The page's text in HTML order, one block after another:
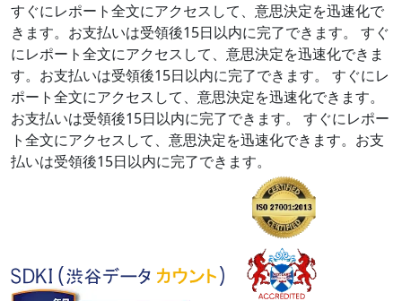
すぐにレポート全文にアクセスして、意思決定を迅速化で
きます。お支払いは受領後15日以内に完了できます。
すぐ
にレポート全文にアクセスして、意思決定を迅速化できま
す。お支払いは受領後15日以内に完了できます。
すぐにレ
ポート全文にアクセスして、意思決定を迅速化できます。
お支払いは受領後15日以内に完了できます。
すぐにレポー
ト全文にアクセスして、意思決定を迅速化できます。お支
払いは受領後15日以内に完了できます。